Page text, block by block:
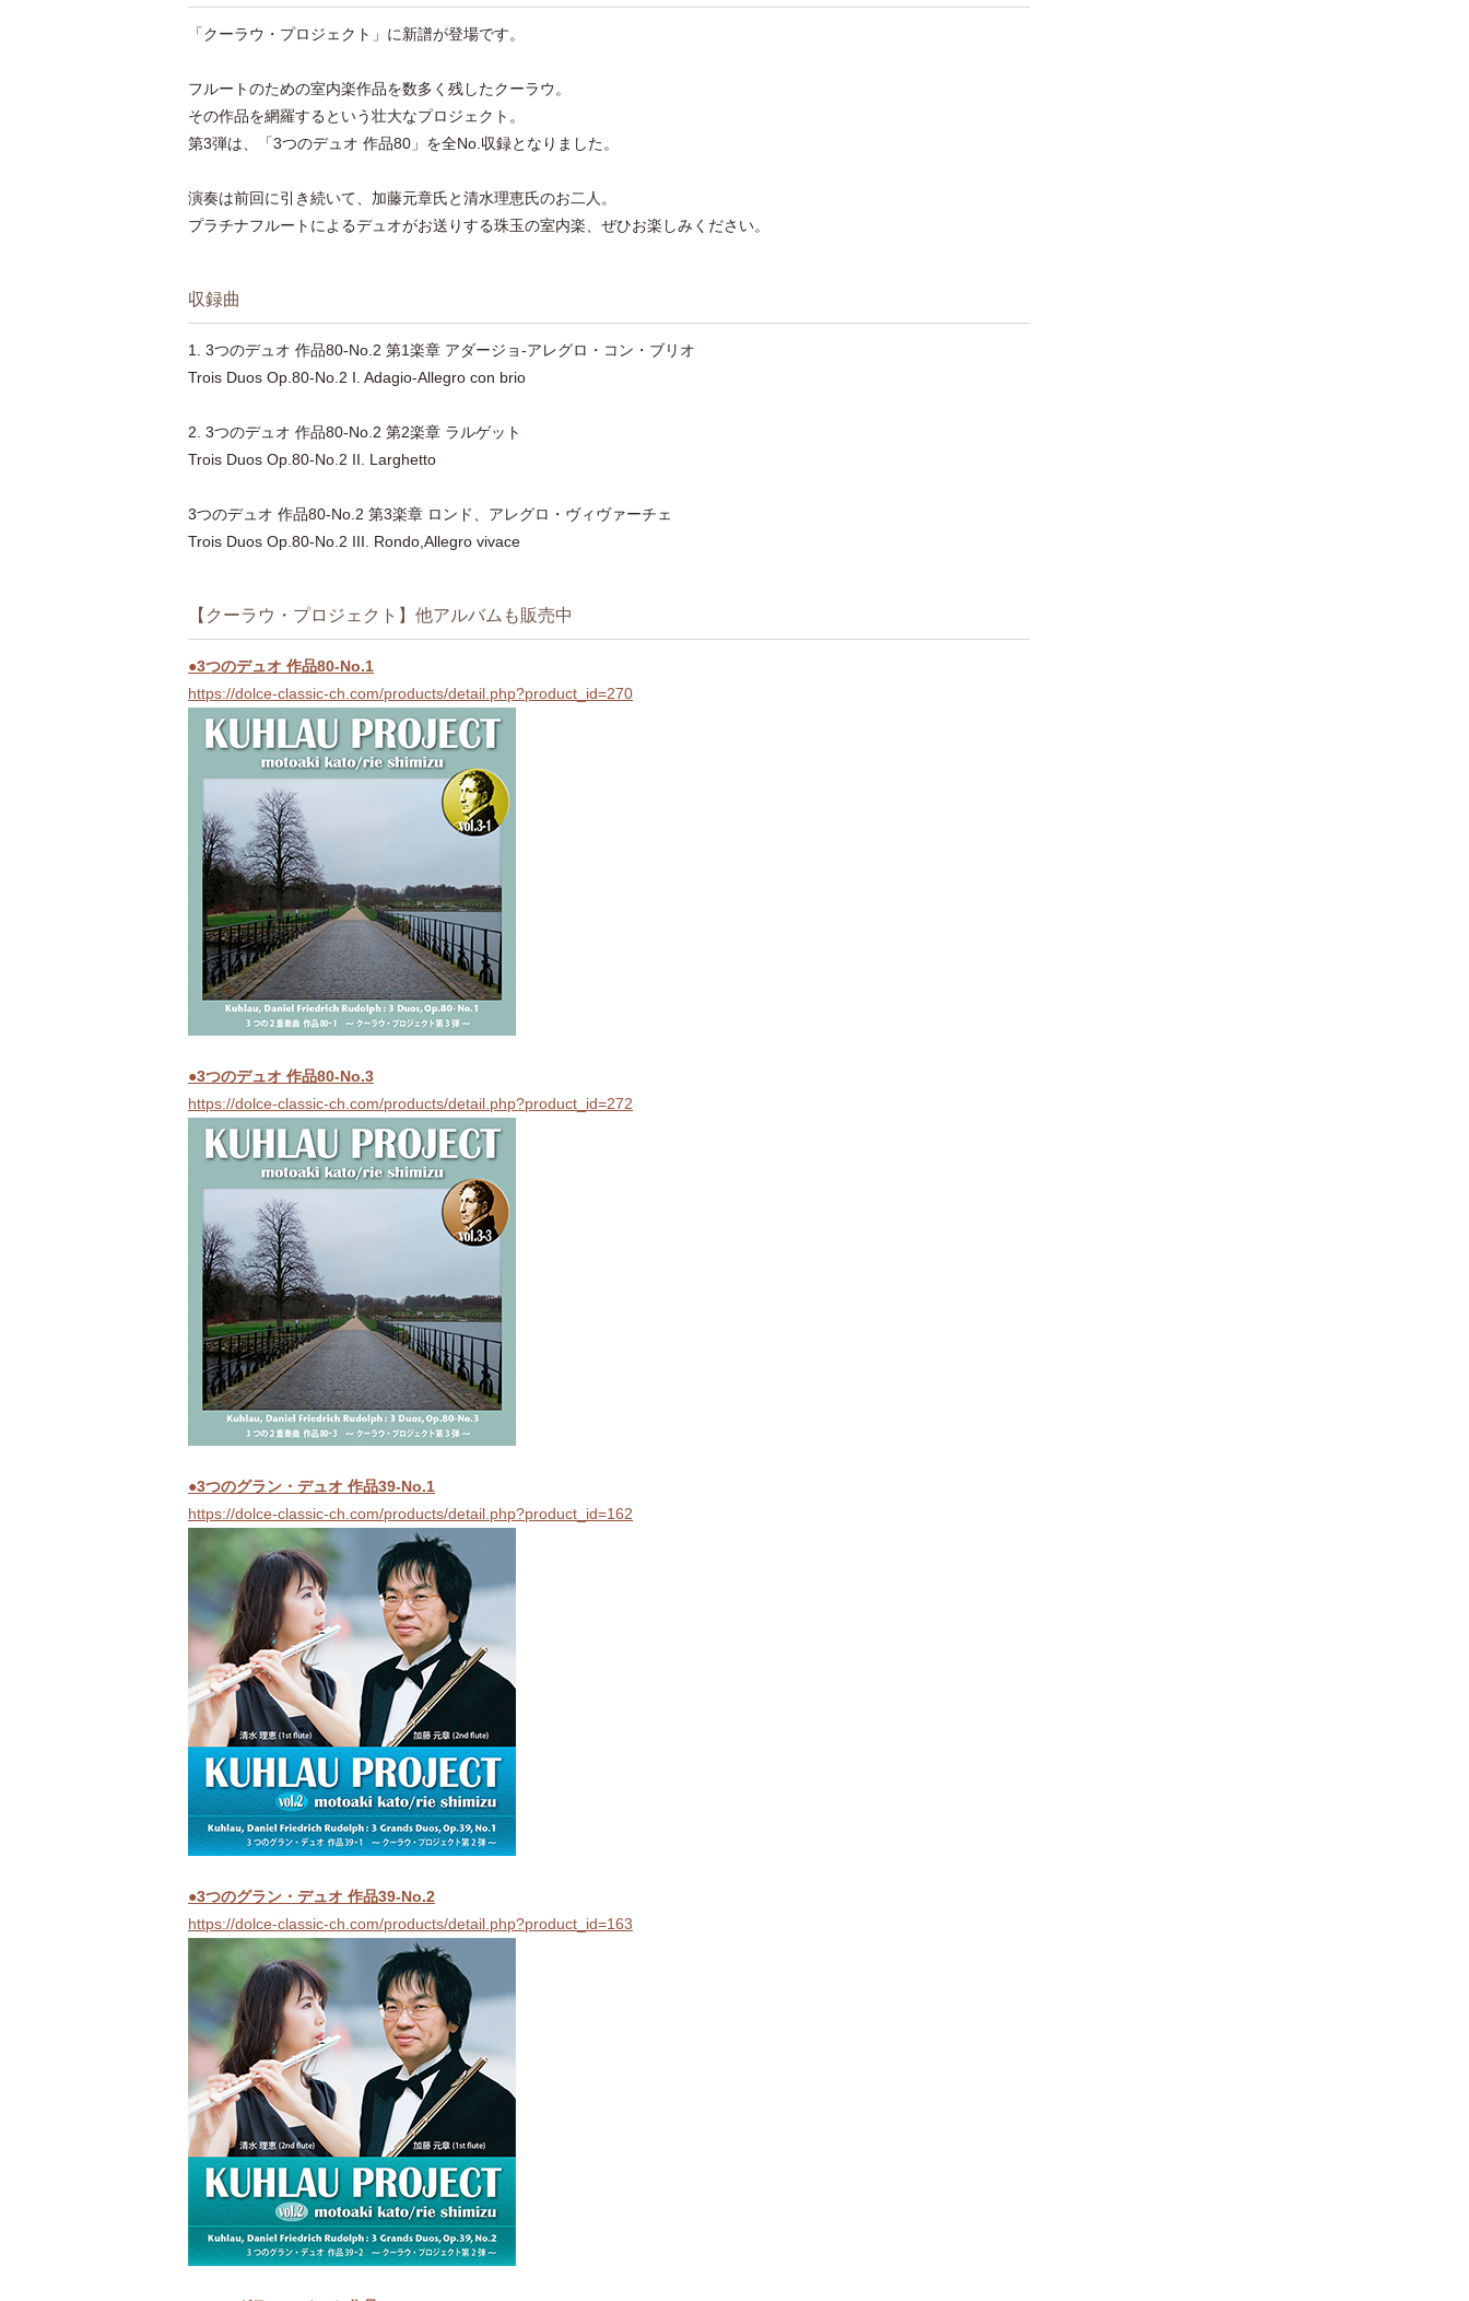
「クーラウ・プロジェクト」に新譜が登場です。
フルートのための室内楽作品を数多く残したクーラウ。
その作品を網羅するという壮大なプロジェクト。
第3弾は、「3つのデュオ 作品80」を全No.収録となりました。
演奏は前回に引き続いて、加藤元章氏と清水理恵氏のお二人。
プラチナフルートによるデュオがお送りする珠玉の室内楽、ぜひお楽しみください。
収録曲
1. 3つのデュオ 作品80-No.2 第1楽章 アダージョ-アレグロ・コン・ブリオ
Trois Duos Op.80-No.2 I. Adagio-Allegro con brio
2. 3つのデュオ 作品80-No.2 第2楽章 ラルゲット
Trois Duos Op.80-No.2 II. Larghetto
3つのデュオ 作品80-No.2 第3楽章 ロンド、アレグロ・ヴィヴァーチェ
Trois Duos Op.80-No.2 III. Rondo,Allegro vivace
【クーラウ・プロジェクト】他アルバムも販売中
●3つのデュオ 作品80-No.1
https://dolce-classic-ch.com/products/detail.php?product_id=270
●3つのデュオ 作品80-No.3
https://dolce-classic-ch.com/products/detail.php?product_id=272
●3つのグラン・デュオ 作品39-No.1
https://dolce-classic-ch.com/products/detail.php?product_id=162
●3つのグラン・デュオ 作品39-No.2
https://dolce-classic-ch.com/products/detail.php?product_id=163